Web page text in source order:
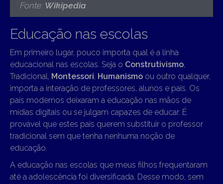
Fonte: Wikipedia
Educação nas escolas
Em primeiro lugar, pouco importa qual é a linha
educacional nas escolas. Seja o Construtivismo,
Tradicional, Montessori, Humanismo ou outro qualquer,
importa a interação de professores, alunos e pais. Os
pais modernos deixaram a educação nas mãos de
mídias digitais ou se julgam capazes de educar. É
provável que estes pais querem substituir o professor
tradicional sem que tenha nenhuma noção de
educação.
A educação nas escolas que meus filhos frequentaram
até a adolescência foi diversificada. Desse modo, sem